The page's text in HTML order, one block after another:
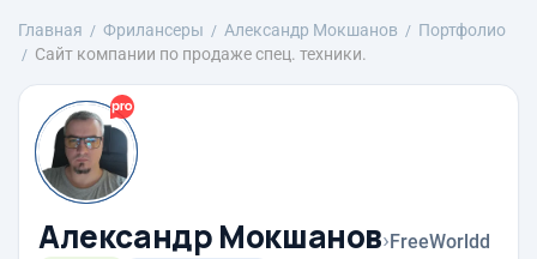
Главная Фрилансеры Александр Мокшанов
Портфолио
Сайт компании по продаже спец. техники.
Александр Мокшанов›FreeWorldd